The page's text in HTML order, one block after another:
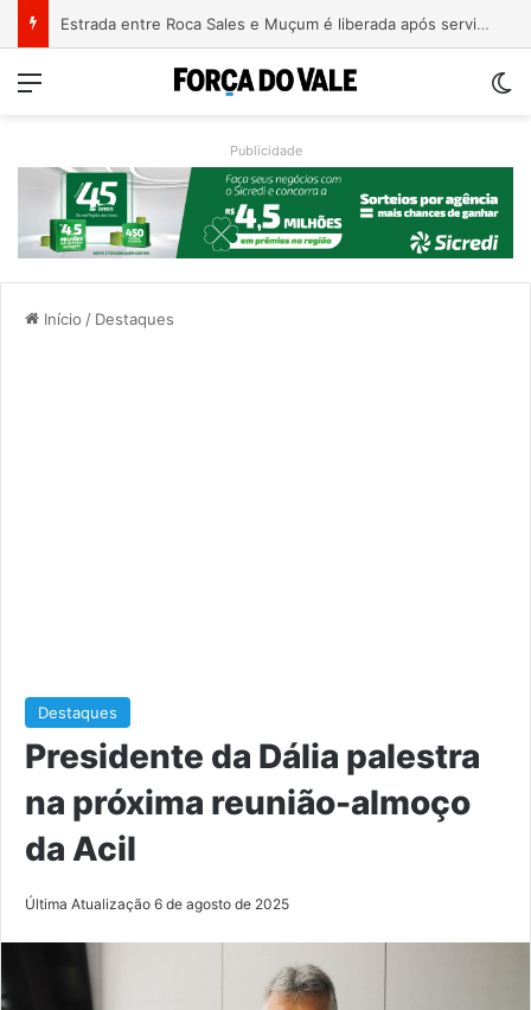
Estrada entre Roca Sales e Muçum é liberada após serviços de manutenção
Menu
Publicidade
Início / Destaques
Destaques
Presidente da Dália palestra
na próxima reunião-almoço
da Acil
Última Atualização 6 de agosto de 2025